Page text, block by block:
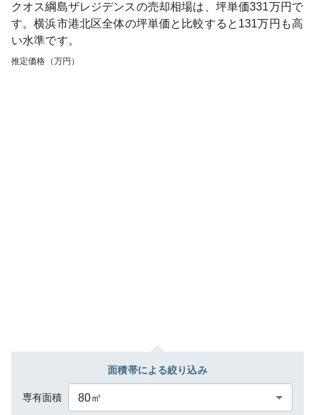
クオス綱島ザレジデンスの売却相場は、坪単価331万円で
す。横浜市港北区全体の坪単価と比較すると 131万円も高
い水準です。
推定価格（万円）
面積帯による絞り込み
専有面積 80㎡